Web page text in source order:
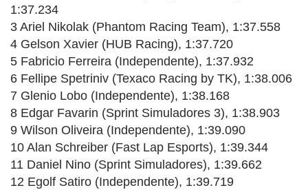
1:37.234
3 Ariel Nikolak (Phantom Racing Team), 1:37.558
4 Gelson Xavier (HUB Racing), 1:37.720
5 Fabricio Ferreira (Independente), 1:37.932
6 Fellipe Spetriniv (Texaco Racing by TK), 1:38.006
7 Glenio Lobo (Independente), 1:38.168
8 Edgar Favarin (Sprint Simuladores 3), 1:38.903
9 Wilson Oliveira (Independente), 1:39.090
10 Alan Schreiber (Fast Lap Esports), 1:39.344
11 Daniel Nino (Sprint Simuladores), 1:39.662
12 Egolf Satiro (Independente), 1:39.719